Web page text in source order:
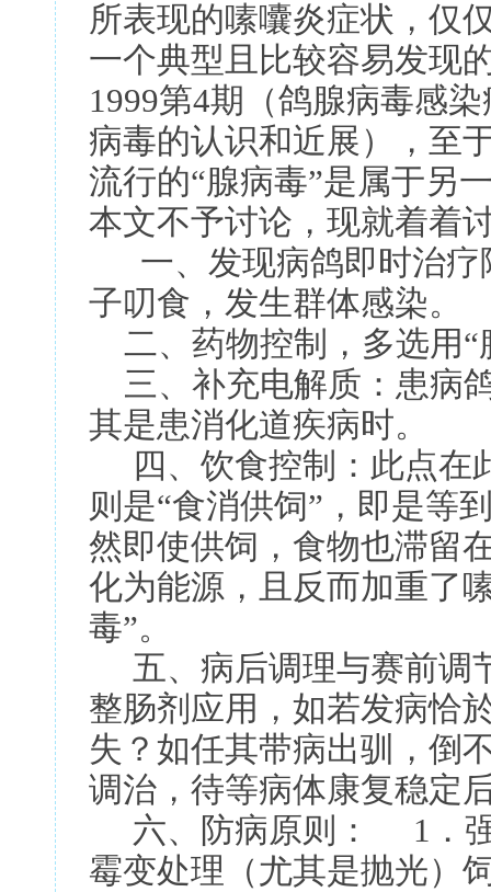
所表现的嗉囔炎症状，仅
一个典型且比较容易发现
1999第4期（鸽腺病毒感
病毒的认识和近展），至
流行的“腺病毒”是属于另
本文不予讨论，现就着着
一、发现病鸽即时治疗
子叨食，发生群体感染。
二、药物控制，多选用“
三、补充电解质：患病
其是患消化道疾病时。
四、饮食控制：此点在
则是“食消供饲”，即是等
然即使供饲，食物也滞留
化为能源，且反而加重了
毒”。
五、病后调理与赛前调
整肠剂应用，如若发病恰
失？如任其带病出驯，倒
调治，待等病体康复稳定
六、防病原则： 1．强
霉变处理（尤其是抛光）